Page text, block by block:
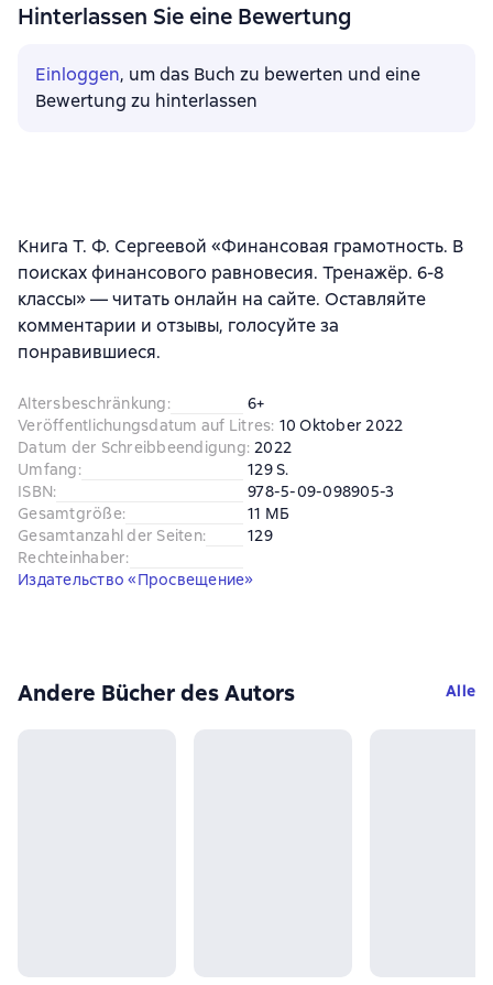
Hinterlassen Sie eine Bewertung
Einloggen, um das Buch zu bewerten und eine
Bewertung zu hinterlassen
Книга Т. Ф. Сергеевой «Финансовая грамотность. В
поисках финансового равновесия. Тренажёр. 6-8
классы» — читать онлайн на сайте. Оставляйте
комментарии и отзывы, голосуйте за
понравившиеся.
Altersbeschränkung:
6+
Veröffentlichungsdatum auf Litres: 10 Oktober 2022
Datum der Schreibbeendigung: 2022
Umfang:
129 S.
ISBN:
978-5-09-098905-3
Gesamtgröße:
11 МБ
Gesamtanzahl der Seiten:
129
Rechteinhaber:
Издательство «Просвещение»
Andere Bücher des Autors Alle